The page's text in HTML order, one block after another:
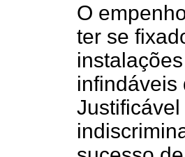
O
ter se
infindáveis